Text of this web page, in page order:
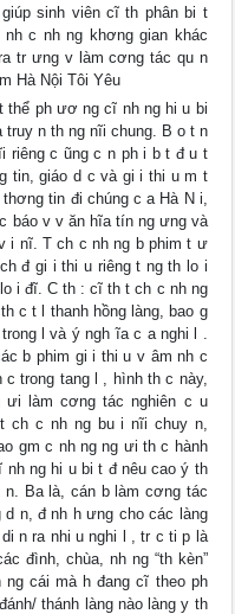
sinh viên cĩ th phân bi t
c nh ng khơng gian khác
tr ưng v làm cơng tác qu n
Hà Nội Tôi Yêu
thể ph ươ ng cĩ nh ng hi u bi
n th ng nĩi chung. B o t n
riêng c ũng c n ph i b t đ u t
tin, giáo d c và gi i thi u m t
tin đi chúng c a Hà N i,
báo v v ăn hĩa tín ng ưng và
i nĩ. T ch c nh ng b phim t ư
đ gi i thi u riêng t ng th lo i
i đĩ. C th : cĩ th t ch c nh ng
c t l thanh hồng làng, bao g
l và ý ngh ĩa c a nghi l .
b phim gi i thi u v âm nh c
c trong tang l , hình th c này,
làm cơng tác nghiên c u
ch c nh ng bu i nĩi chuy n,
gm c nh ng ng ưi th c hành
ng hi u bi t đ nêu cao ý th
Ba là, cán b làm cơng tác
n, đ nh h ưng cho các làng
n ra nhi u nghi l , tr c ti p là
đình, chùa, nh ng “th kèn”
ng cái mà h đang cĩ theo ph
thánh làng nào làng y th